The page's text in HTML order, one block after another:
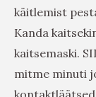
käitlemist
Kanda
kaitsemaski.
mitme minuti